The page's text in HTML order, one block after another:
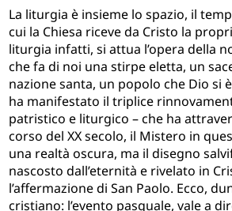
La liturgia è insieme lo spazio, il
cui la Chiesa riceve da Cristo la
liturgia infatti, si attua l’opera della
che fa di noi una stirpe eletta, un
nazione santa, un popolo che Dio si
ha manifestato il triplice
patristico e liturgico – che ha
corso del XX secolo, il Mistero in
una realtà oscura, ma il disegno
nascosto dall’eternità e rivelato in
l’affermazione di San Paolo. Ecco,
cristiano: l’evento pasquale, vale a